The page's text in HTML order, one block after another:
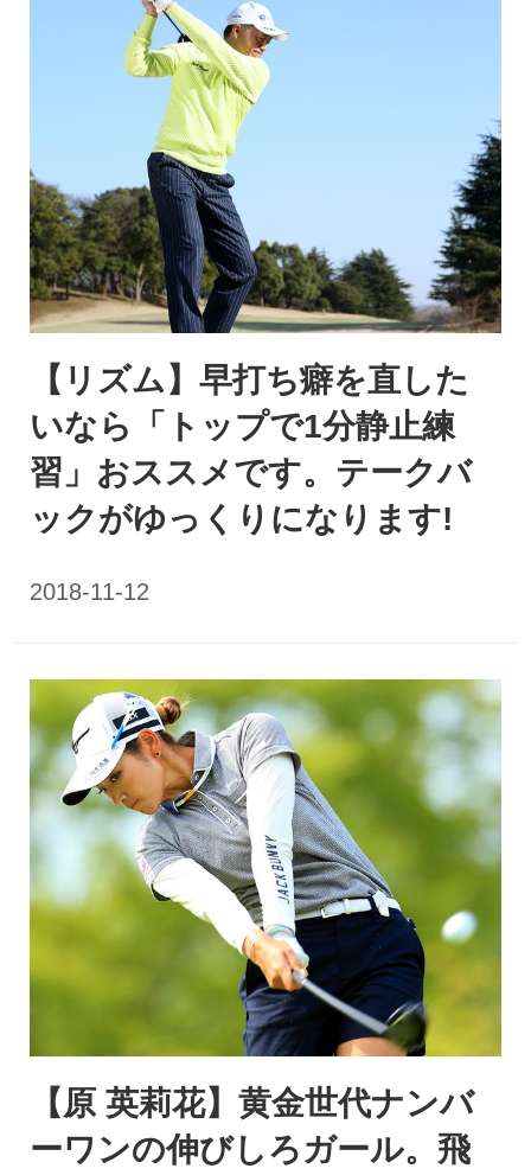
【リズム】早打ち癖を直した
いなら「トップで1分静止練
習」おススメです。テークバ
ックがゆっくりになります!
【原 英莉花】黄金世代ナンバ
ーワンの伸びしろガール。飛